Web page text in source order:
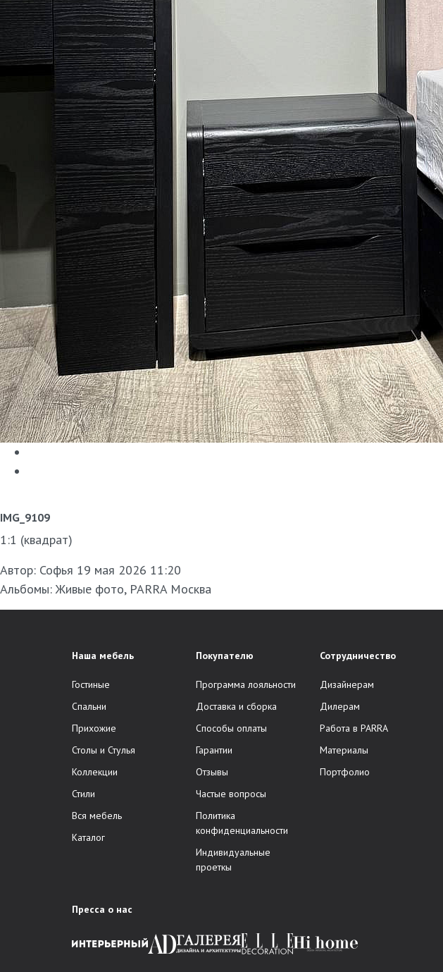
IMG_9109
1:1 (квадрат)
Автор: Софья 19 мая 2026 11:20
Альбомы:Живые фото, PARRA Москва
Наша мебель
Гостиные
Спальни
Прихожие
Столы и Стулья
Коллекции
Стили
Вся мебель
Каталог
Покупателю
Программа лояльности
Доставка и сборка
Способы оплаты
Гарантии
Отзывы
Частые вопросы
Политика
конфиденциальности
Индивидуальные
проеткы
Сотрудничество
Дизайнерам
Дилерам
Работа в PARRA
Материалы
Портфолио
Пресса о нас